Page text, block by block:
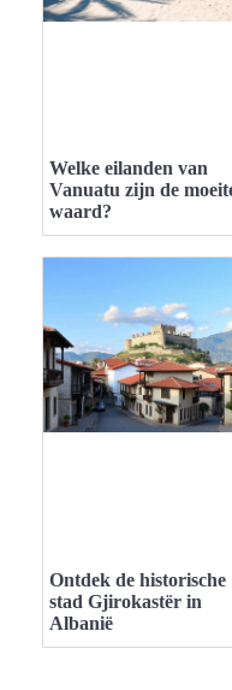
Welke eilanden van
Vanuatu zijn de
waard?
Ontdek de historische
stad Gjirokastër in
Albanië